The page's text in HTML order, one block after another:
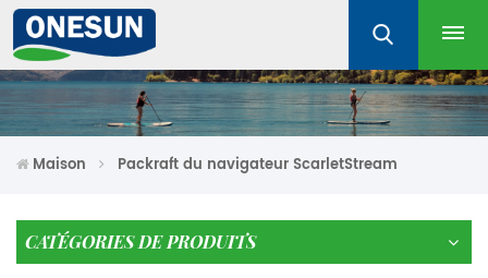
Maison Packraft du navigateur ScarletStream
CATÉGORIES DE PRODUITS